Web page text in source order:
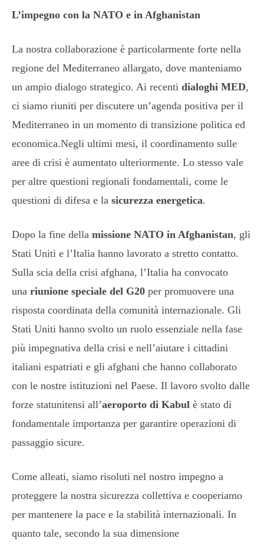
L’impegno con la NATO e in Afghanistan
La nostra collaborazione è particolarmente forte nella
regione del Mediterraneo allargato, dove manteniamo
un ampio dialogo strategico. Ai recenti dialoghi MED,
ci siamo riuniti per discutere un’agenda positiva per il
Mediterraneo in un momento di transizione politica ed
economica.Negli ultimi mesi, il coordinamento sulle
aree di crisi è aumentato ulteriormente. Lo stesso vale
per altre questioni regionali fondamentali, come le
questioni di difesa e la sicurezza energetica.
Dopo la fine della missione NATO in Afghanistan, gli
Stati Uniti e l’Italia hanno lavorato a stretto contatto.
Sulla scia della crisi afghana, l’Italia ha convocato
una riunione speciale del G20 per promuovere una
risposta coordinata della comunità internazionale. Gli
Stati Uniti hanno svolto un ruolo essenziale nella fase
più impegnativa della crisi e nell’aiutare i cittadini
italiani espatriati e gli afghani che hanno collaborato
con le nostre istituzioni nel Paese. Il lavoro svolto dalle
forze statunitensi all’aeroporto di Kabul è stato di
fondamentale importanza per garantire operazioni di
passaggio sicure.
Come alleati, siamo risoluti nel nostro impegno a
proteggere la nostra sicurezza collettiva e cooperiamo
per mantenere la pace e la stabilità internazionali. In
quanto tale, secondo la sua dimensione